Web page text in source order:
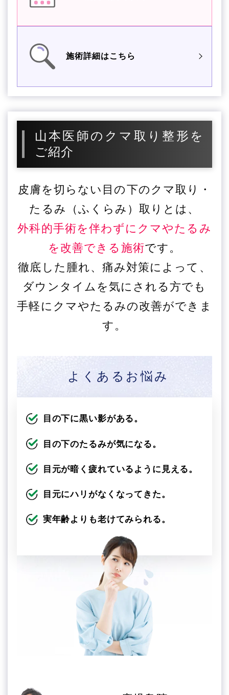
施術詳細はこちら
山本医師のクマ取り整形を
ご紹介
皮膚を切らない目の下のクマ取り・
たるみ（ふくらみ）取りとは、
外科的手術を伴わずにクマやたるみ
を改善できる施術です。
徹底した腫れ、痛み対策によって、
ダウンタイムを気にされる方でも
手軽にクマやたるみの改善ができま
す。
よくあるお悩み
目の下に黒い影がある。
目の下のたるみが気になる。
目元が暗く疲れているように見える。
目元にハリがなくなってきた。
実年齢よりも老けてみられる。